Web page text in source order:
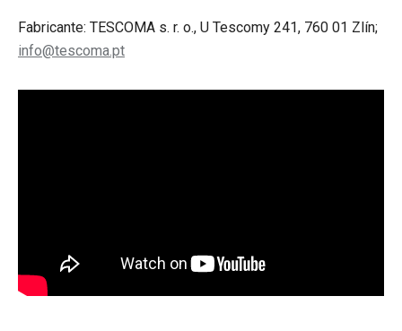
Fabricante: TESCOMA s. r. o., U Tescomy 241, 760 01 Zlín;
info@tescoma.pt